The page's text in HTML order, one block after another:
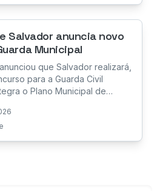
Salvador anuncia novo
Municipal
que Salvador realizará,
para a Guarda Civil
o Plano Municipal de